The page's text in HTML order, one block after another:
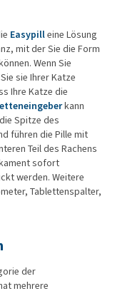
Easypilleine Lösung
mit der Sie die Form
Wenn Sie
sie Ihrer Katze
Ihre Katze die
kann
Spitze des
führen die Pille mit
Teil des Rachens
sofort
werden. Weitere
Tablettenspalter,
der
mehrere